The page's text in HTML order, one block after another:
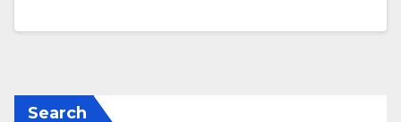
Search